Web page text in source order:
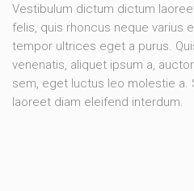
Vestibulum dictum dictum
felis, quis rhoncus neque varius
tempor ultrices eget a purus.
venenatis, aliquet ipsum a,
sem, eget luctus leo molestie
laoreet diam eleifend interdum.